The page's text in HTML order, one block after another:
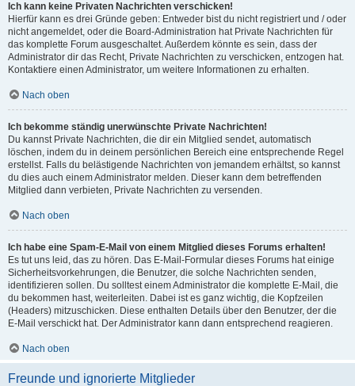
Ich kann keine Privaten Nachrichten verschicken!
Hierfür kann es drei Gründe geben: Entweder bist du nicht registriert und / oder
nicht angemeldet, oder die Board-Administration hat Private Nachrichten für
das komplette Forum ausgeschaltet. Außerdem könnte es sein, dass der
Administrator dir das Recht, Private Nachrichten zu verschicken, entzogen hat.
Kontaktiere einen Administrator, um weitere Informationen zu erhalten.
Nach oben
Ich bekomme ständig unerwünschte Private Nachrichten!
Du kannst Private Nachrichten, die dir ein Mitglied sendet, automatisch
löschen, indem du in deinem persönlichen Bereich eine entsprechende Regel
erstellst. Falls du belästigende Nachrichten von jemandem erhältst, so kannst
du dies auch einem Administrator melden. Dieser kann dem betreffenden
Mitglied dann verbieten, Private Nachrichten zu versenden.
Nach oben
Ich habe eine Spam-E-Mail von einem Mitglied dieses Forums erhalten!
Es tut uns leid, das zu hören. Das E-Mail-Formular dieses Forums hat einige
Sicherheitsvorkehrungen, die Benutzer, die solche Nachrichten senden,
identifizieren sollen. Du solltest einem Administrator die komplette E-Mail, die
du bekommen hast, weiterleiten. Dabei ist es ganz wichtig, die Kopfzeilen
(Headers) mitzuschicken. Diese enthalten Details über den Benutzer, der die
E-Mail verschickt hat. Der Administrator kann dann entsprechend reagieren.
Nach oben
Freunde und ignorierte Mitglieder